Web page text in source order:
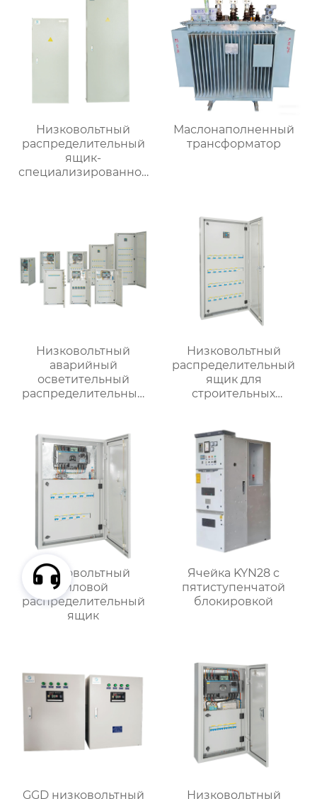
Низковольтный
распределительный
ящик-
специализированное
Маслонаполненный
трансформатор
Низковольтный
аварийный
осветительный
распределительный
Низковольтный
распределительный
ящик для
строительных
Низковольтный
силовой
распределительный
ящик
Ячейка KYN28 с
пятиступенчатой
блокировкой
GGD низковольтный
Низковольтный